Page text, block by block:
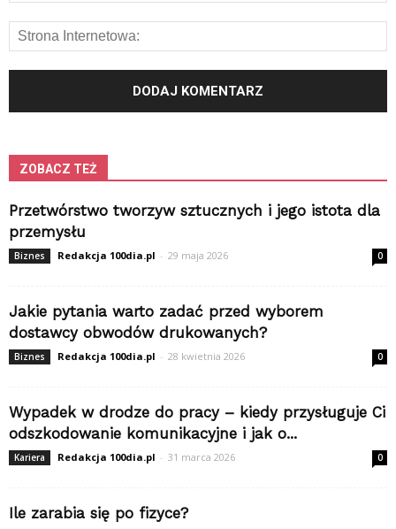
ZOBACZ TEŻ
Przetwórstwo tworzyw sztucznych i jego istota dla
przemysłu
Biznes Redakcja 100dia.pl - 29 maja 2026 0
Jakie pytania warto zadać przed wyborem
dostawcy obwodów drukowanych?
Biznes Redakcja 100dia.pl - 28 kwietnia 2026 0
Wypadek w drodze do pracy – kiedy przysługuje Ci
odszkodowanie komunikacyjne i jak o...
Kariera Redakcja 100dia.pl - 31 marca 2026 0
Ile zarabia się po fizyce?